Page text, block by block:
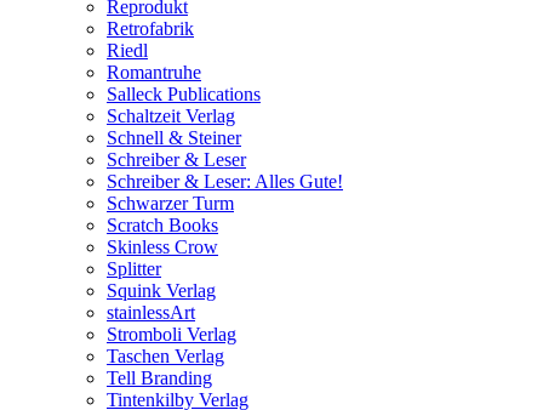
Reprodukt
Retrofabrik
Riedl
Romantruhe
Salleck Publications
Schaltzeit Verlag
Schnell & Steiner
Schreiber & Leser
Schreiber & Leser: Alles Gute!
Schwarzer Turm
Scratch Books
Skinless Crow
Splitter
Squink Verlag
stainlessArt
Stromboli Verlag
Taschen Verlag
Tell Branding
Tintenkilby Verlag